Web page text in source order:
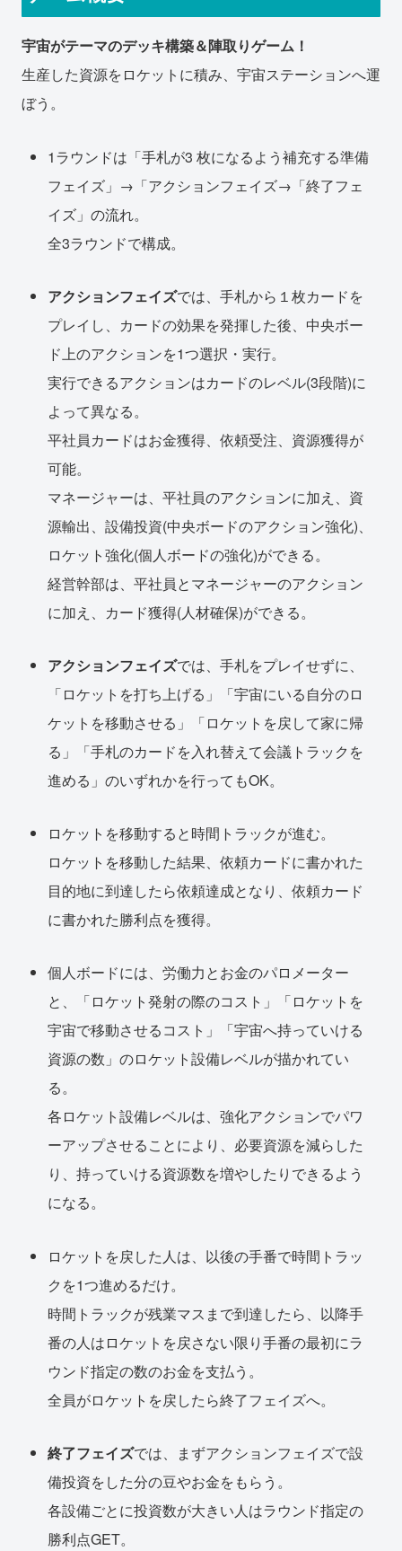
宇宙がテーマのデッキ構築＆陣取りゲーム！
生産した資源をロケットに積み、宇宙ステーションへ運
ぼう。
1ラウンドは「手札が3 枚になるよう補充する準備
フェイズ」→「アクションフェイズ→「終了フェ
イズ」の流れ。
全3ラウンドで構成。
アクションフェイズでは、手札から１枚カードを
プレイし、カードの効果を発揮した後、中央ボー
ド上のアクションを1つ選択・実行。
実行できるアクションはカードのレベル(3段階)に
よって異なる。
平社員カードはお金獲得、依頼受注、資源獲得が
可能。
マネージャーは、平社員のアクションに加え、資
源輸出、設備投資(中央ボードのアクション強化)、
ロケット強化(個人ボードの強化)ができる。
経営幹部は、平社員とマネージャーのアクション
に加え、カード獲得(人材確保)ができる。
アクションフェイズでは、手札をプレイせずに、
「ロケットを打ち上げる」「宇宙にいる自分のロ
ケットを移動させる」「ロケットを戻して家に帰
る」「手札のカードを入れ替えて会議トラックを
進める」のいずれかを行ってもOK。
ロケットを移動すると時間トラックが進む。
ロケットを移動した結果、依頼カードに書かれた
目的地に到達したら依頼達成となり、依頼カード
に書かれた勝利点を獲得。
個人ボードには、労働力とお金のパロメーター
と、「ロケット発射の際のコスト」「ロケットを
宇宙で移動させるコスト」「宇宙へ持っていける
資源の数」のロケット設備レベルが描かれてい
る。
各ロケット設備レベルは、強化アクションでパワ
ーアップさせることにより、必要資源を減らした
り、持っていける資源数を増やしたりできるよう
になる。
ロケットを戻した人は、以後の手番で時間トラッ
クを1つ進めるだけ。
時間トラックが残業マスまで到達したら、以降手
番の人はロケットを戻さない限り手番の最初にラ
ウンド指定の数のお金を支払う。
全員がロケットを戻したら終了フェイズへ。
終了フェイズでは、まずアクションフェイズで設
備投資をした分の豆やお金をもらう。
各設備ごとに投資数が大きい人はラウンド指定の
勝利点GET。